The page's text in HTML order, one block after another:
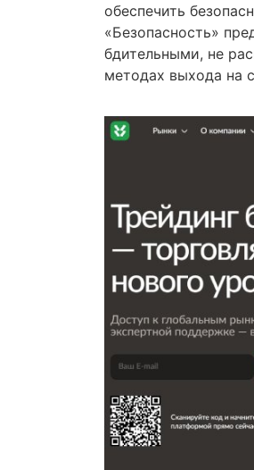
обеспечить
«Безопасность»
бдительными, не
методах выхода на